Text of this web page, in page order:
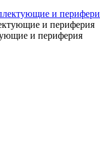
и
и периферия
и периферия